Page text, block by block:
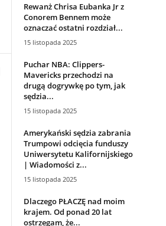
Rewanż Chrisa Eubanka Jr z
Conorem Bennem może
oznaczać ostatni rozdział...
15 listopada 2025
Puchar NBA: Clippers-
Mavericks przechodzi na
drugą dogrywkę po tym, jak
sędzia...
15 listopada 2025
Amerykański sędzia zabrania
Trumpowi odcięcia funduszy
Uniwersytetu Kalifornijskiego
| Wiadomości z...
15 listopada 2025
Dlaczego PŁACZĘ nad moim
krajem. Od ponad 20 lat
ostrzegam, że...